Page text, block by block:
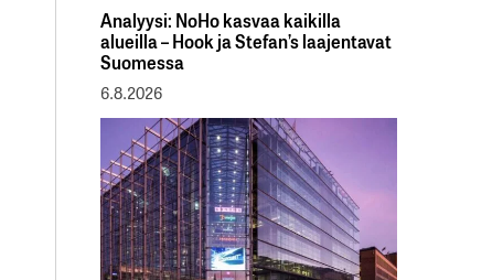
Analyysi: NoHo kasvaa kaikilla
alueilla – Hook ja Stefan’s laajentavat
Suomessa
6.8.2026